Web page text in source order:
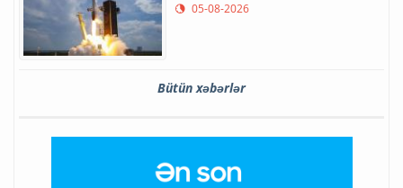
05-08-2026
Bütün xəbərlər